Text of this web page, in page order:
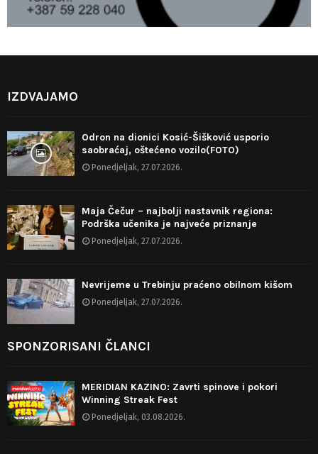
IZDVAJAMO
Odron na dionici Kosić-Šišković usporio
saobraćaj, oštećeno vozilo(FOTO)
Ponedjeljak, 27.07.2026.
Maja Čečur – najbolji nastavnik regiona:
Podrška učenika je najveće priznanje
Ponedjeljak, 27.07.2026.
Nevrijeme u Trebinju praćeno obilnom kišom
Ponedjeljak, 27.07.2026.
SPONZORISANI ČLANCI
MERIDIAN KAZINO: Zavrti spinove i pokori
Winning Streak Fest
Ponedjeljak, 03.08.2026.